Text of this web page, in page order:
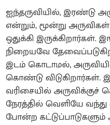
ஐந்தருவியில், இரண்டு
என்றும், மூன்று
ஒதுக்கி இருக்கிறார்கள்.
நிறையவே
இடம் கொடாமல்,
கொண்டு விடுகிறார்கள்.
வரிசையில் அருவிக்குச்
நேரத்தில் வெளியே
போன்ற கட்டுப்பாடுகளும்